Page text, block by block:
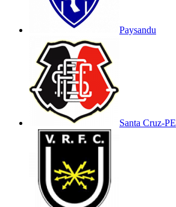
Paysandu
Santa Cruz-PE